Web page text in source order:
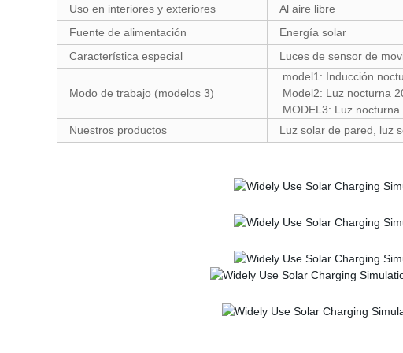
Uso en interiores y exteriores
Al aire libre
Fuente de alimentación
Energía solar
Característica especial
Luces de sensor de
Modo de trabajo (modelos 3)
model1: Inducción
Model2: Luz nocturna
MODEL3: Luz
Nuestros productos
Luz solar de pared, luz